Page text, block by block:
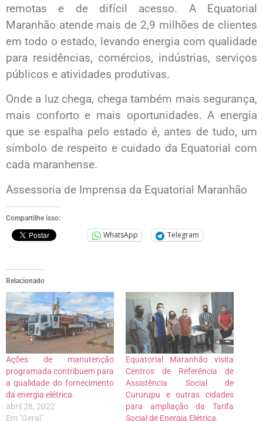
remotas e de difícil acesso. A Equatorial
Maranhão atende mais de 2,9 milhões de clientes
em todo o estado, levando energia com qualidade
para residências, comércios, indústrias, serviços
públicos e atividades produtivas.
Onde a luz chega, chega também mais segurança,
mais conforto e mais oportunidades. A energia
que se espalha pelo estado é, antes de tudo, um
símbolo de respeito e cuidado da Equatorial com
cada maranhense.
Assessoria de Imprensa da Equatorial Maranhão
Compartilhe isso:
WhatsApp Telegram
Relacionado
Ações de manutenção
programada contribuem para
a qualidade do fornecimento
da energia elétrica.
abril 28, 2022
Em "Geral"
Equatorial Maranhão visita
Centros de Referência de
Assistência Social de
Cururupu e outras cidades
para ampliação da Tarifa
Social de Energia Elétrica.